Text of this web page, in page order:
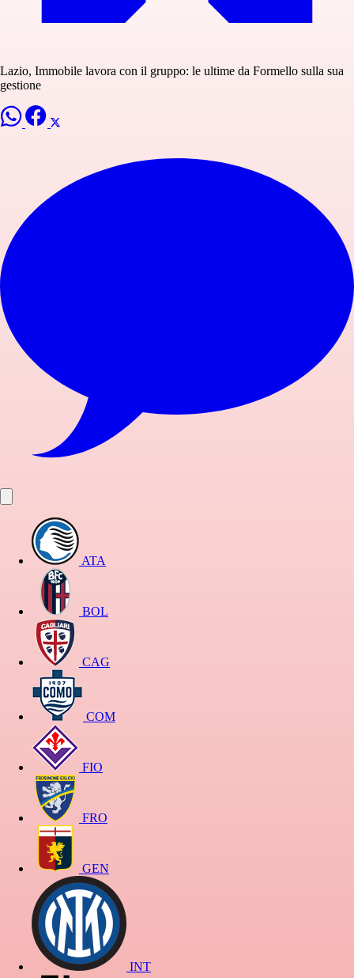
Lazio, Immobile lavora con il gruppo: le ultime da Formello sulla sua
gestione
ATA
BOL
CAG
COM
FIO
FRO
GEN
INT